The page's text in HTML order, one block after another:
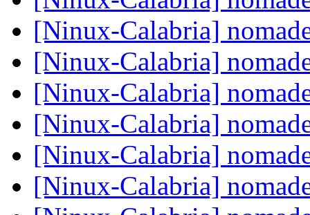
[Ninux-Calabria]
[Ninux-Calabria]
[Ninux-Calabria]
[Ninux-Calabria]
[Ninux-Calabria]
[Ninux-Calabria]